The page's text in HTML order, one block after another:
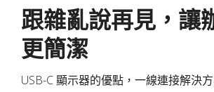
跟雜亂說再見，讓
更簡潔
USB-C 顯示器的優點，一線連接解決